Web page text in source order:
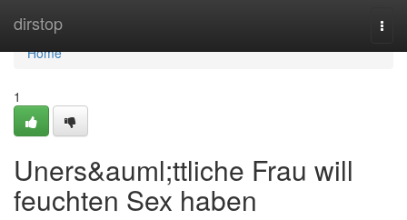
dirstop
Home
Home
1
Uners&auml;ttliche Frau will
feuchten Sex haben